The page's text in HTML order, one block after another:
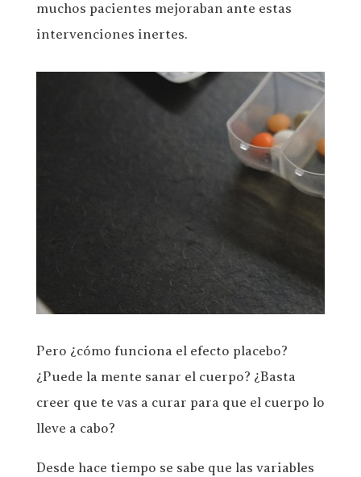
muchos pacientes mejoraban ante estas
intervenciones inertes.
Pero ¿cómo funciona el efecto placebo?
¿Puede la mente sanar el cuerpo? ¿Basta
creer que te vas a curar para que el cuerpo lo
lleve a cabo?
Desde hace tiempo se sabe que las variables